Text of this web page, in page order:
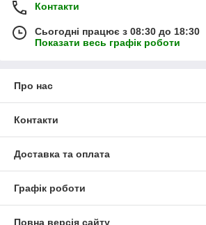
Контакти
Сьогодні працює з 08:30 до 18:30
Показати весь графік роботи
Про нас
Контакти
Доставка та оплата
Графік роботи
Повна версія сайту